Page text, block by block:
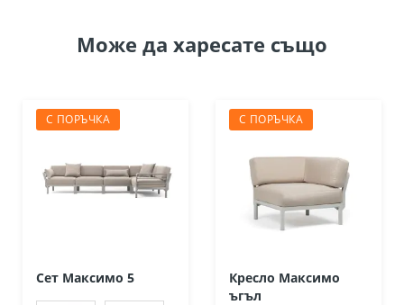
Може да харесате също
С ПОРЪЧКА
Сет Максимо 5
С ПОРЪЧКА
Кресло Максимо
ъгъл